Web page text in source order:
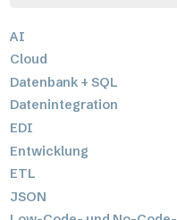
AI
Cloud
Datenbank + SQL
Datenintegration
EDI
Entwicklung
ETL
JSON